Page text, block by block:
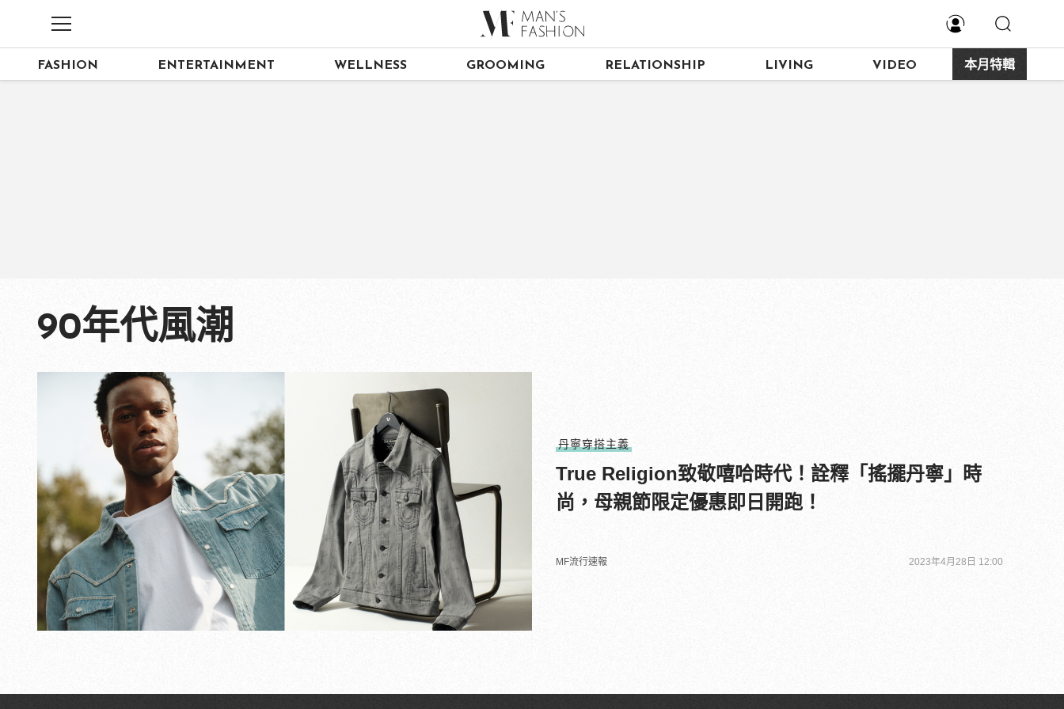
FASHION ENTERTAINMENT WELLNESS GROOMING RELATIONSHIP LIVING VIDEO 本月特輯
90年代風潮
丹寧穿搭主義
True Religion致敬嘻哈時代！詮釋「搖擺丹寧」時
尚，母親節限定優惠即日開跑！
MF流行速報 2023年4月28日 12:00